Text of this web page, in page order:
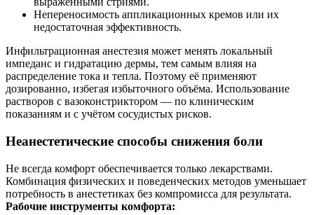
Непереносимость аппликационных кремов или их
недостаточная эффективность.
Инфильтрационная анестезия может менять локальный
импеданс и гидратацию дермы, тем самым влияя на
распределение тока и тепла. Поэтому её применяют
дозированно, избегая избыточного объёма. Использование
растворов с вазоконстриктором — по клиническим
показаниям и с учётом сосудистых рисков.
Неанестетические способы снижения боли
Не всегда комфорт обеспечивается только лекарствами.
Комбинация физических и поведенческих методов уменьшает
потребность в анестетиках без компромисса для результата.
Рабочие инструменты комфорта: